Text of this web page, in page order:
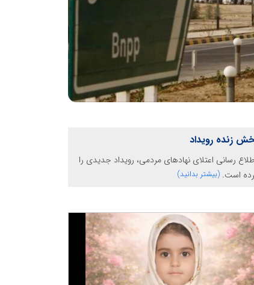
زنده رویداد
رسانی اعتلای نهادهای مردمی، رویداد جدیدی را
است. (بیشتر بدانید)